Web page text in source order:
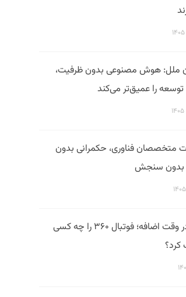
ملل: هوش مصنوعی بدون ظرفیت،
را عمیق‌تر می‌کند
متخصصان فناوری، حکمرانی بدون
بدون سنجش
فیلتر در وقت اضافه؛ فوتبال ۳۶۰ را چه کسی